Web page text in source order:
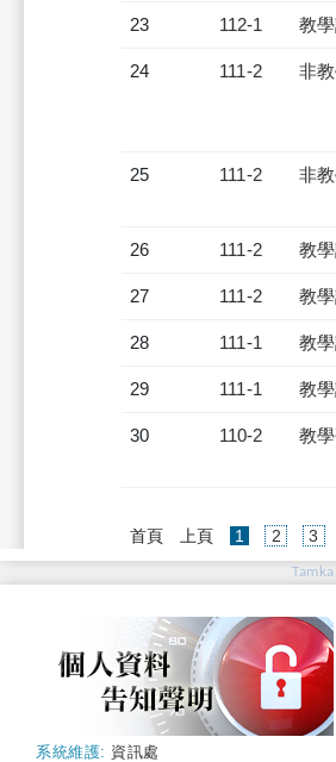
23 112-1 教
24 111-2 非
25 111-2 非
26 111-2 教
27 111-2 教
28 111-1 教
29 111-1 教
30 110-2 教
首頁 上頁 1 (current)
2 3
系統維護: 資訊處